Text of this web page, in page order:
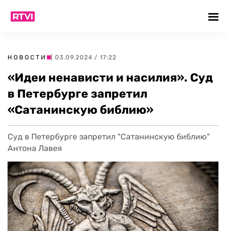
НОВОСТИ | 03.09.2024 / 17:22
«Идеи ненависти и насилия». Суд
в Петербурге запретил
«Сатанинскую библию»
Суд в Петербурге запретил "Сатанинскую библию"
Антона Лавея